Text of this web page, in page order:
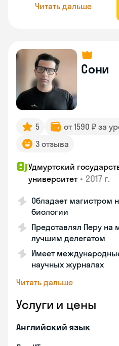
Читать дальше
Сони
5 от 1590 ₽ за
3 отзыва
Удмуртский
университет • 2017 г.
Обладает магистром
биологии
Представлял Перу на
лучшим делегатом
Имеет
научных журналах
Читать дальше
Услуги и цены
Английский язык